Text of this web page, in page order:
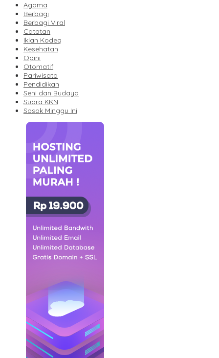
Agama
Berbagi
Berbagi Viral
Catatan
Iklan Kodeq
Kesehatan
Opini
Otomatif
Pariwisata
Pendidikan
Seni dan Budaya
Suara KKN
Sosok Minggu Ini